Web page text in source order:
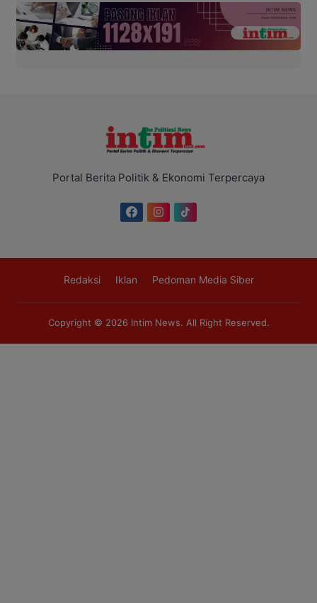
Portal Berita Politik & Ekonomi Terpercaya
Redaksi Iklan Pedoman Media Siber
Copyright © 2026 Intim News. All Right Reserved.